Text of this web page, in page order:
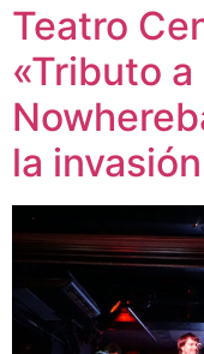
Teatro
«Tributo
la